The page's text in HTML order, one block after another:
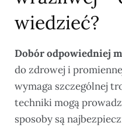
wiedzieć?
Dobór odpowiedniej
do zdrowej i
wymaga szczególnej
techniki mogą
sposoby są